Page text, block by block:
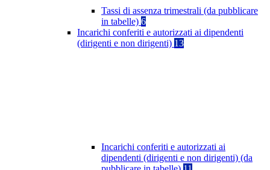
Tassi di assenza trimestrali (da pubblicare
in tabelle) 6
Incarichi conferiti e autorizzati ai dipendenti
(dirigenti e non dirigenti) 13
Incarichi conferiti e autorizzati ai
dipendenti (dirigenti e non dirigenti) (da